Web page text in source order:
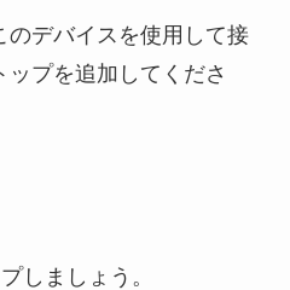
のデバイスを使用して接
プを追加してくださ
しましょう。